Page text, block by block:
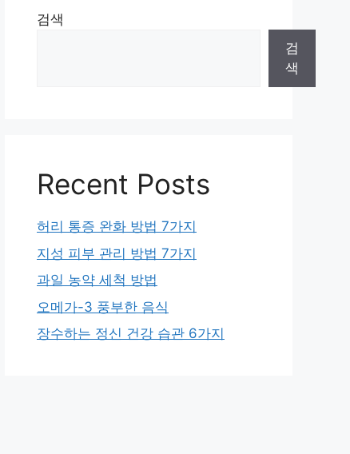
검색
검
색
Recent Posts
허리 통증 완화 방법 7가지
지성 피부 관리 방법 7가지
과일 농약 세척 방법
오메가-3 풍부한 음식
장수하는 정신 건강 습관 6가지